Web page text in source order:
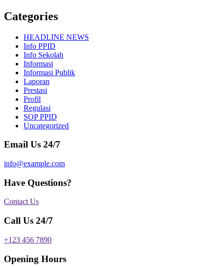
Categories
HEADLINE NEWS
Info PPID
Info Sekolah
Informasi
Informasi Publik
Laporan
Prestasi
Profil
Regulasi
SOP PPID
Uncategorized
Email Us 24/7
info@example.com
Have Questions?
Contact Us
Call Us 24/7
+123 456 7890
Opening Hours